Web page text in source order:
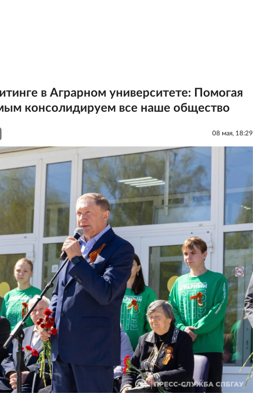
в Аграрном университете: Помогая
консолидируем все наше общество
08 мая, 18:29